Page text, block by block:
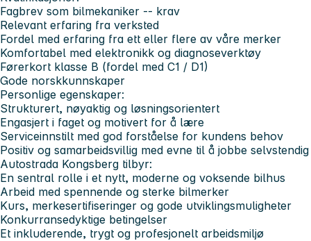
Fagbrev som bilmekaniker -- krav
Relevant erfaring fra verksted
Fordel med erfaring fra ett eller flere av våre merker
Komfortabel med elektronikk og diagnoseverktøy
Førerkort klasse B (fordel med C1 / D1)
Gode norskkunnskaper
Personlige egenskaper:
Strukturert, nøyaktig og løsningsorientert
Engasjert i faget og motivert for å lære
Serviceinnstilt med god forståelse for kundens behov
Positiv og samarbeidsvillig med evne til å jobbe selvstendig
Autostrada Kongsberg tilbyr:
En sentral rolle i et nytt, moderne og voksende bilhus
Arbeid med spennende og sterke bilmerker
Kurs, merkesertifiseringer og gode utviklingsmuligheter
Konkurransedyktige betingelser
Et inkluderende, trygt og profesjonelt arbeidsmiljø